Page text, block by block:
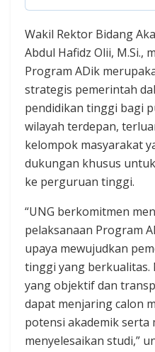
Wakil Rektor Bidang
Abdul Hafidz Olii, M.Si.,
Program ADik
strategis pemerintah
pendidikan tinggi bagi
wilayah terdepan,
kelompok masyarakat
dukungan khusus
ke perguruan tinggi.
“UNG berkomitmen
pelaksanaan Program
upaya mewujudkan
tinggi yang berkualitas.
yang objektif dan
dapat menjaring calon
potensi akademik
menyelesaikan studi,”